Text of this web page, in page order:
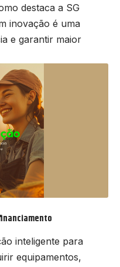
destaca a SG
inovação é uma
e garantir maior
inteligente para
equipamentos,